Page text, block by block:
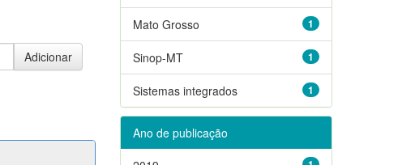
1
Mato Grosso
1
Sinop-MT
1
Sistemas integrados
Ano de publicação